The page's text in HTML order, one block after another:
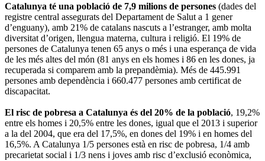
Catalunya té una població de 7,9 milions de persones (dades del
registre central assegurats del Departament de Salut a 1 gener
d’enguany), amb 21% de catalans nascuts a l’estranger, amb molta
diversitat d’origen, llengua materna, cultura i religió. El 19% de
persones de Catalunya tenen 65 anys o més i una esperança de vida
de les més altes del món (81 anys en els homes i 86 en les dones, ja
recuperada si comparem amb la prepandèmia). Més de 445.991
persones amb dependència i 660.477 persones amb certificat de
discapacitat.
El risc de pobresa a Catalunya és del 20% de la població, 19,2%
entre els homes i 20,5% entre les dones, igual que el 2013 i superior
a la del 2004, que era del 17,5%, en dones del 19% i en homes del
16,5%. A Catalunya 1/5 persones està en risc de pobresa, 1/4 amb
precarietat social i 1/3 nens i joves amb risc d’exclusió econòmica,